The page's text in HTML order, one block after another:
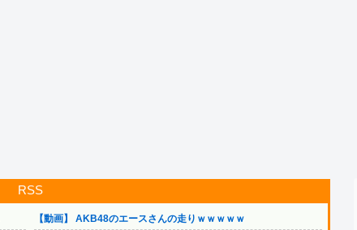
RSS
【動画】 AKB48のエースさんの走りｗｗｗｗｗ